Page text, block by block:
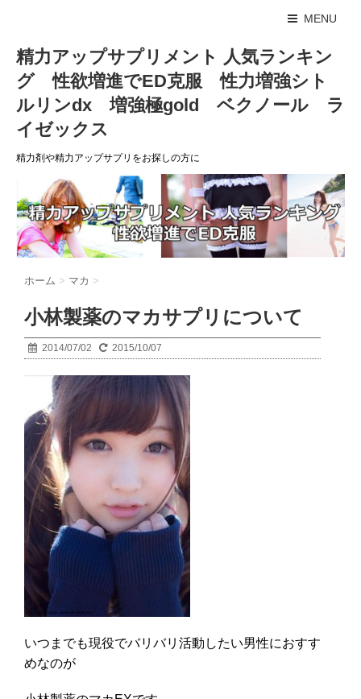
MENU
精力アップサプリメント 人気ランキン
グ 性欲増進でED克服 性力増強シト
ルリンdx 増強極gold ベクノール ラ
イゼックス
精力剤や精力アップサプリをお探しの方に
ホーム > マカ >
小林製薬のマカサプリについて
2014/07/02 2015/10/07
いつまでも現役でバリバリ活動したい男性におすす
めなのが